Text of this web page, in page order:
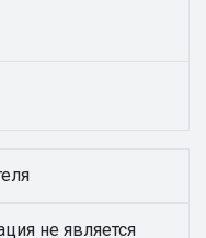
не является